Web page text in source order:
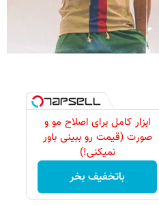
ابزار کامل برای اصلاح مو و
صورت (قیمت رو ببینی باور
نمیکنی!)
باتخفیف بخر